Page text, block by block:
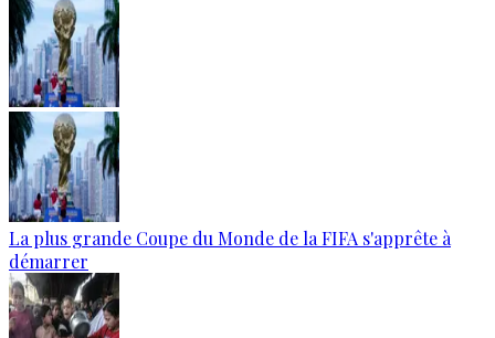
La plus grande Coupe du Monde de la FIFA s'apprête à
démarrer